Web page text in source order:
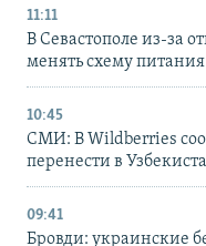
11:11
В Севастополе из-за
менять схему питания
10:45
СМИ: В Wildberries
перенести в
09:41
Бровди: украинские